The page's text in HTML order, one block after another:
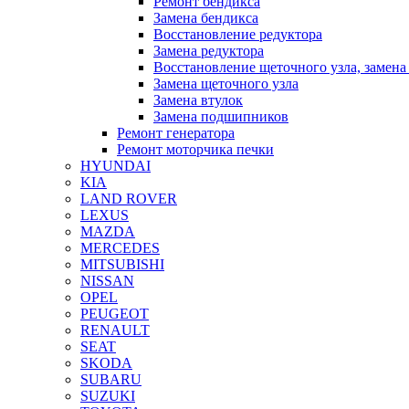
Замена бендикса
Восстановление редуктора
Замена редуктора
Восстановление щеточного узла,
Замена щеточного узла
Замена втулок
Замена подшипников
Ремонт генератора
Ремонт моторчика печки
HYUNDAI
KIA
LAND ROVER
LEXUS
MAZDA
MERCEDES
MITSUBISHI
NISSAN
OPEL
PEUGEOT
RENAULT
SEAT
SKODA
SUBARU
SUZUKI